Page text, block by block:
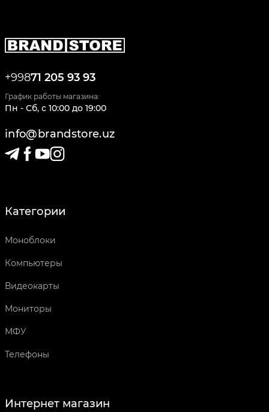
+99871 205 93 93
График работы магазина:
Пн - Сб, c 10:00 до 19:00
info@brandstore.uz
Категории
Моноблоки
Компьютеры
Видеокарты
Мониторы
МФУ
Телефоны
Интернет магазин